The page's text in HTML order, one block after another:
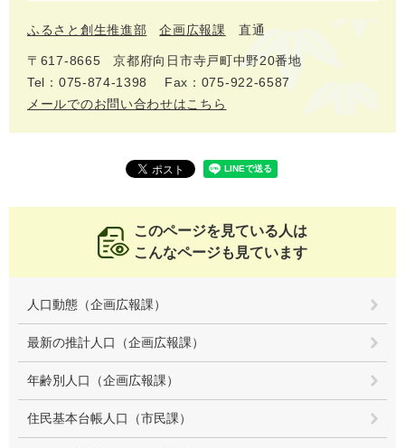
ふるさと創生推進部 企画広報課 直通
〒617‐8665
京都府向日市寺戸町中野20番地
Tel：075-874-1398
Fax：075-922-6587
メールでのお問い合わせはこちら
このページを見ている人は
こんなページも見ています
人口動態（企画広報課）
最新の推計人口（企画広報課）
年齢別人口（企画広報課）
住民基本台帳人口（市民課）